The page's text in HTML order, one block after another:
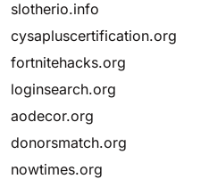
slotherio.info
cysapluscertification.org
fortnitehacks.org
loginsearch.org
aodecor.org
donorsmatch.org
nowtimes.org